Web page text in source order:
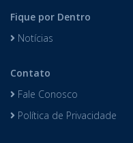
Fique por Dentro
Notícias
Contato
Fale Conosco
Política de Privacidade